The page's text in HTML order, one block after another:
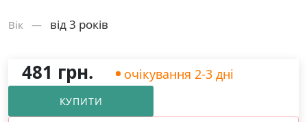
Вік — від 3 років
481 грн. очікування 2-3 дні
КУПИТИ